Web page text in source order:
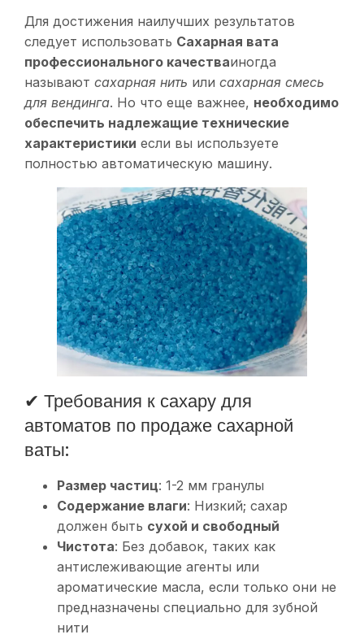
Для достижения наилучших результатов
следует использовать Сахарная вата
профессионального качестваиногда
называют сахарная нить или сахарная смесь
для вендинга. Но что еще важнее, необходимо
обеспечить надлежащие технические
характеристики если вы используете
полностью автоматическую машину.
✔ Требования к сахару для
автоматов по продаже сахарной
ваты:
Размер частиц: 1-2 мм гранулы
Содержание влаги: Низкий; сахар
должен быть сухой и свободный
Чистота: Без добавок, таких как
антислеживающие агенты или
ароматические масла, если только они не
предназначены специально для зубной
нити